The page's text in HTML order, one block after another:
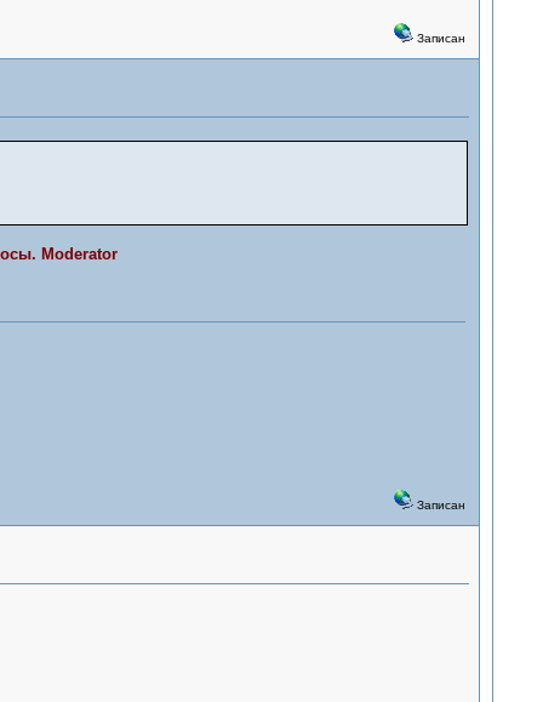
Записан
Moderator
Записан